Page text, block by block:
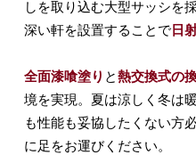
しを取り込む大型サッシを
深い軒を設置することで日
全面漆喰塗り と熱交換式の
境を実現。夏は涼しく冬は
も性能も妥協したくない方
に足をお運びください。